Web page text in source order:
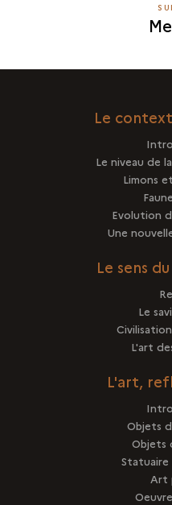
Le
Le niveau de
Limons
Evolution
Une
Le sens
Le
L'art
L'art,
Objets
Objets
Statuaire
Art